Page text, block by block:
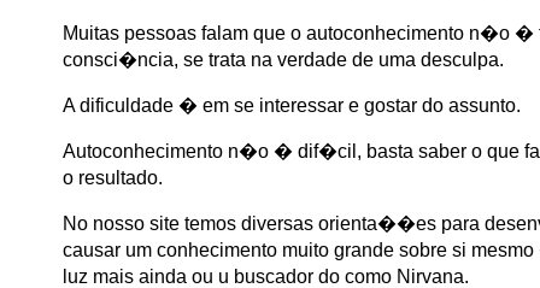
Muitas pessoas falam que o autoconhecimento n�o
consci�ncia, se trata na verdade de uma desculpa.
A dificuldade � em se interessar e gostar do assunto.
Autoconhecimento n�o � dif�cil, basta saber o que
o resultado.
No nosso site temos diversas orienta��es para
causar um conhecimento muito grande sobre si
luz mais ainda ou u buscador do como Nirvana.